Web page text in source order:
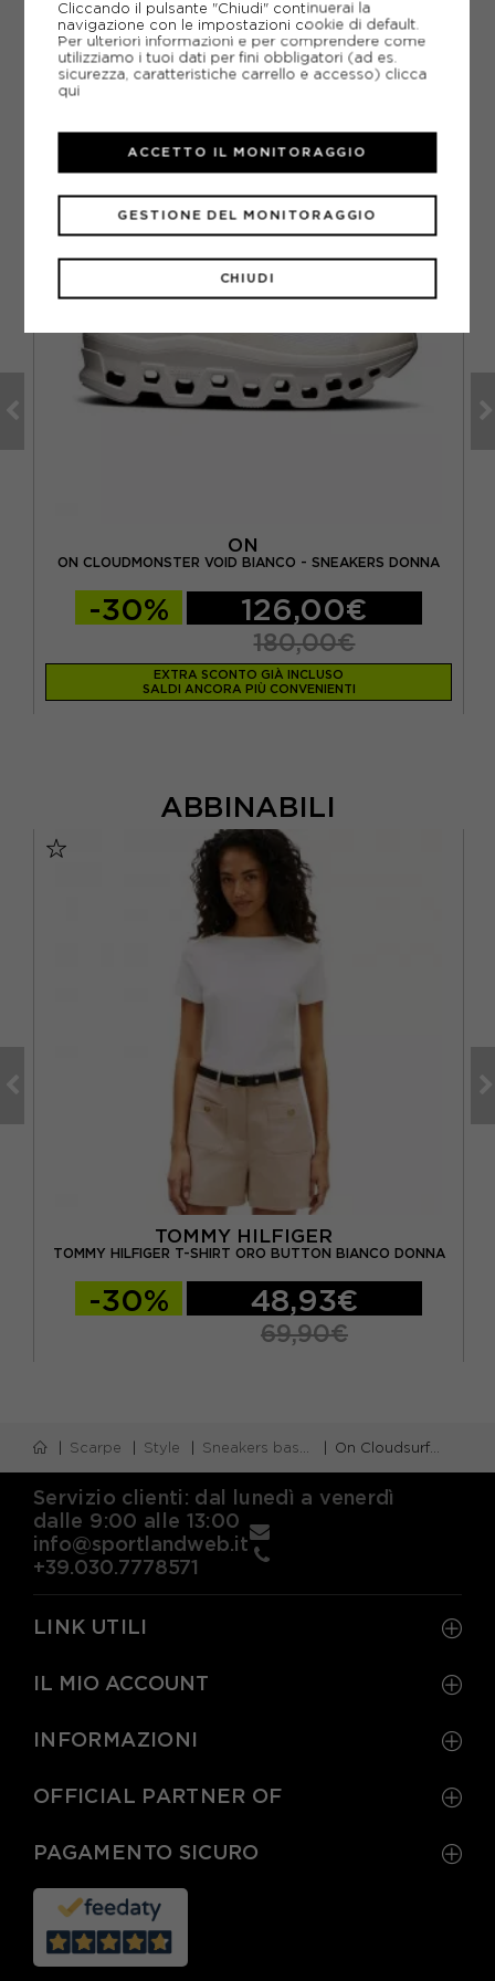
ON
ON CLOUDMONSTER VOID BIANCO - SNEAKERS DONNA
-30% 126,00€
180,00€
EXTRA SCONTO GIÀ INCLUSO
SALDI ANCORA PIÙ CONVENIENTI
ABBINABILI
TOMMY HILFIGER
TOMMY HILFIGER T-SHIRT ORO BUTTON BIANCO DONNA
-30% 48,93€
69,90€
Scarpe Style Sneakers basse On Cloudsurfer Next Bianco - Sneakers Donna
Servizio clienti: dal lunedì a venerdì
dalle 9:00 alle 13:00
info@sportlandweb.it
+39.030.7778571
LINK UTILI
IL MIO ACCOUNT
INFORMAZIONI
OFFICIAL PARTNER OF
PAGAMENTO SICURO
Cliccando il pulsante "Chiudi" continuerai la
navigazione con le impostazioni cookie di default.
Per ulteriori informazioni e per comprendere come
utilizziamo i tuoi dati per fini obbligatori (ad es.
sicurezza, caratteristiche carrello e accesso) clicca
qui
CHIUDI
GESTIONE DEL MONITORAGGIO
ACCETTO IL MONITORAGGIO